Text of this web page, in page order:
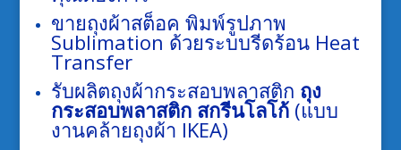
ขายถุงผ้าสต็อค พิมพ์รูปภาพ
Sublimation ด้วยระบบรีดร้อน Heat
Transfer
รับผลิตถุงผ้ากระสอบพลาสติก ถุง
กระสอบพลาสติก สกรีนโลโก้(แบบ
งานคล้ายถุงผ้า IKEA)